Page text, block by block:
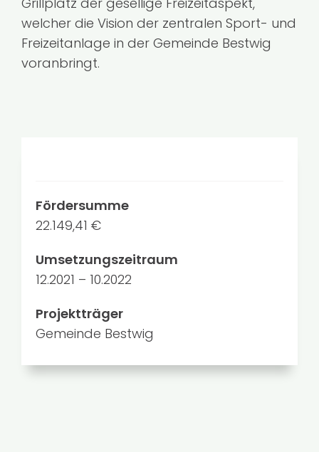
welcher die Vision der zentralen Sport- und
Freizeitanlage in der Gemeinde Bestwig
voranbringt.
Fördersumme
22.149,41 €
Umsetzungszeitraum
12.2021 – 10.2022
Projektträger
Gemeinde Bestwig